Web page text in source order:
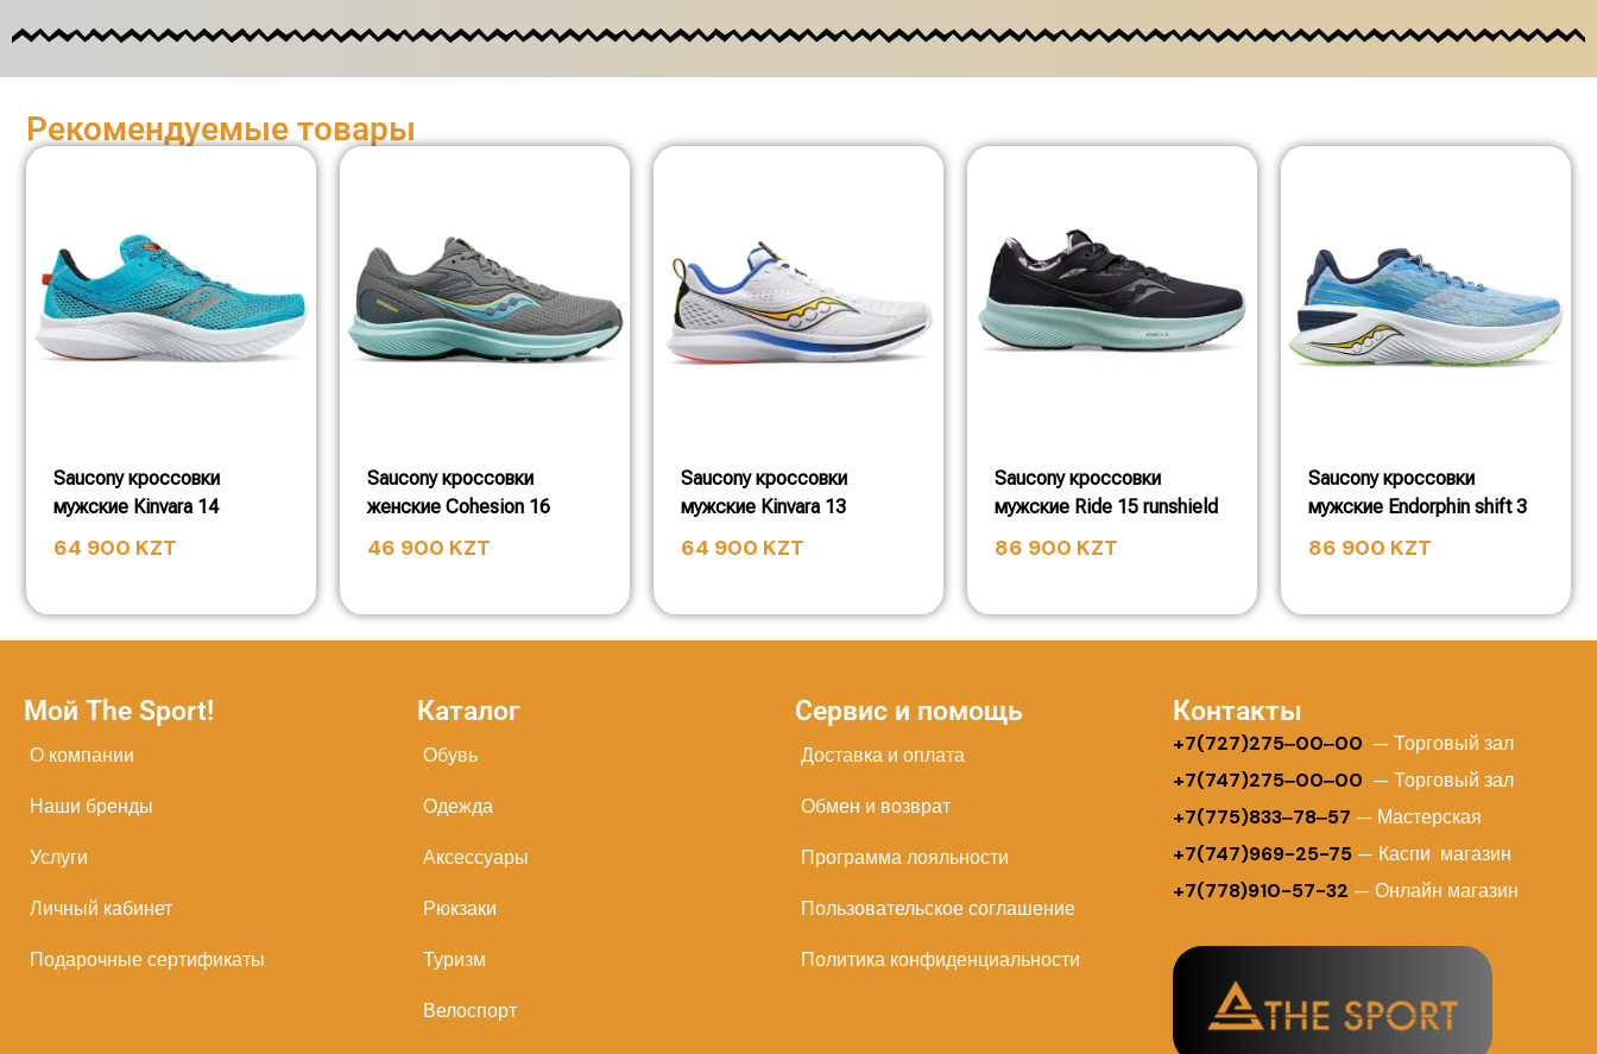
Рекомендуемые товары
Saucony кроссовки
мужские Kinvara 14
64 900 KZT
Saucony кроссовки
женские Cohesion 16
46 900 KZT
Saucony кроссовки
мужские Kinvara 13
64 900 KZT
Saucony кроссовки
мужские Ride 15 runshield
86 900 KZT
Saucony кроссовки
мужские Endorphin shift 3
86 900 KZT
Мой The Sport!
О компании
Наши бренды
Услуги
Личный кабинет
Подарочные сертификаты
Каталог
Обувь
Одежда
Аксессуары
Рюкзаки
Туризм
Велоспорт
Сервис и помощь
Доставка и оплата
Обмен и возврат
Программа лояльности
Пользовательское соглашение
Политика конфиденциальности
Контакты
+7(727)275‒00‒00 — Торговый зал
+7(747)275‒00‒00 — Торговый зал
+7(775)833‒78‒57 — Мастерская
+7(747)969-25-75— Каспи магазин
+7(778)910-57-32 — Онлайн магазин